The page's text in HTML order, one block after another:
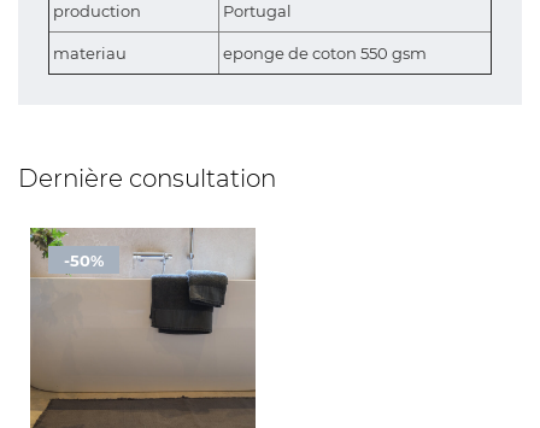
production Portugal
materiau eponge de coton 550 gsm
Dernière consultation
-50%